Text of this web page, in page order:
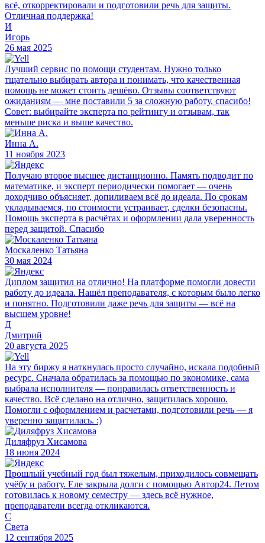
всё, откорректировали и подготовили речь для защиты.
Отличная поддержка!
И
Игорь
26 мая 2025
Лучший сервис по помощи студентам. Нужно только
тщательно выбирать автора и понимать, что качественная
помощь не может стоить дешёво. Отзывы соответствуют
ожиданиям — мне поставили 5 за сложную работу, спасибо!
Совет: выбирайте эксперта по рейтингу и отзывам, так
меньше риска и выше качество.
Инна А.
11 ноября 2023
Получаю второе высшее дистанционно. Память подводит по
математике, и эксперт периодически помогает — очень
доходчиво объясняет, допиливаем всё до идеала. По срокам
укладываемся, по стоимости устраивает, сделки безопасны.
Помощь эксперта в расчётах и оформлении дала уверенность
перед защитой. Спасибо
Москаленко Татьяна
30 мая 2024
Диплом защитил на отлично! На платформе помогли довести
работу до идеала. Нашёл преподавателя, с которым было легко
и понятно. Подготовили даже речь для защиты — всё на
высшем уровне!
Д
Дмитрий
20 августа 2025
На эту биржу я наткнулась просто случайно, искала подобный
ресурс. Сначала обратилась за помощью по экономике, сама
выбрала исполнителя — понравилась ответственность и
качество. Всё сделано на отлично, защитилась хорошо.
Помогли с оформлением и расчетами, подготовили речь — я
уверенно защитилась. :)
Диляфруз Хисамова
18 июня 2024
Прошлый учебный год был тяжелым, приходилось совмещать
учёбу и работу. Еле закрыла долги с помощью Автор24. Летом
готовилась к новому семестру — здесь всё нужное,
преподаватели всегда откликаются.
С
Света
12 сентября 2025